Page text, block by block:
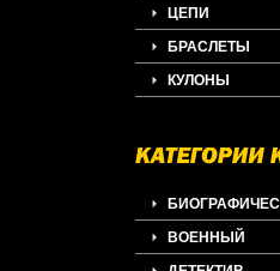
ЦЕПИ
БРАСЛЕТЫ
КУЛОНЫ
ВОЕННЫЙ